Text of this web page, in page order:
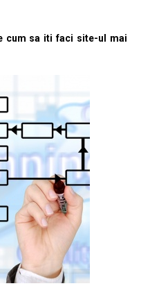
cum sa iti faci site-ul mai